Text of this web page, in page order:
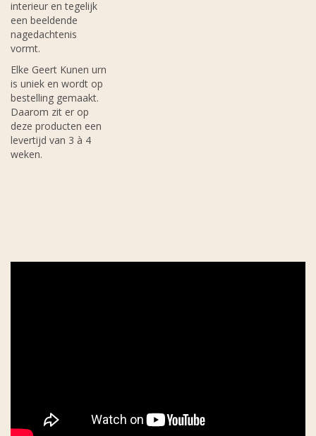
interieur en tegelijk
een beeldende
nagedachtenis
vormt.
Elke Geert Kunen urn
is uniek en wordt op
bestelling gemaakt.
Daarom zit er op
deze producten een
levertijd van 3 à 4
weken.